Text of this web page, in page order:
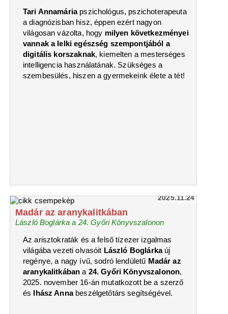
Tari Annamáriapszichológus, pszichoterapeuta
a diagnózisban hisz, éppen ezért nagyon
világosan vázolta, hogy milyen következményei
vannak a lelki egészség szempontjából a
digitális korszaknak, kiemelten a mesterséges
intelligencia használatának. Szükséges a
szembesülés, hiszen a gyermekeink élete a tét!
2025.11.24
Madár az aranykalitkában
László Boglárka a 24. Győri Könyvszalonon
Az arisztokraták és a felső tízezer izgalmas
világába vezeti olvasóit László Boglárkaúj
regénye, a nagy ívű, sodró lendületű Madár az
aranykalitkábana 24. Győri Könyvszalonon,
2025. november 16-án mutatkozott be a szerző
és Ihász Annabeszélgetőtárs segítségével.